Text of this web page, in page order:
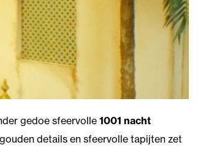
gedoe sfeervolle1001 nacht
details en sfeervolle tapijten zet